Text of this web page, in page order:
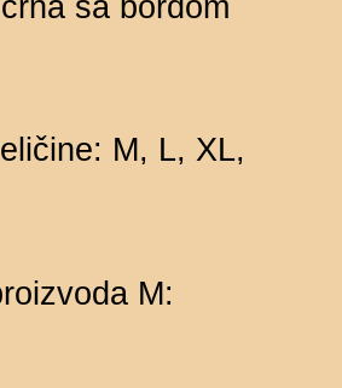
M, L, XL,
M: